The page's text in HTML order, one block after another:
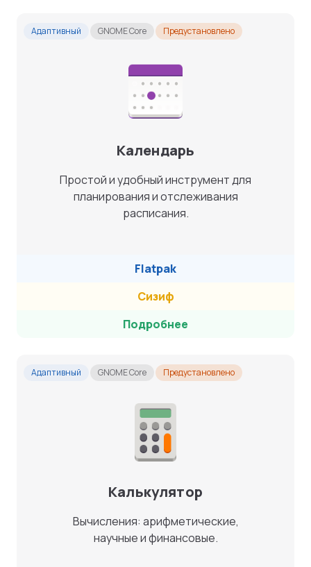
Адаптивный GNOME Core Предустановлено
Календарь
Простой и удобный инструмент для
планирования и отслеживания
расписания.
Flatpak
Сизиф
Подробнее
Адаптивный GNOME Core Предустановлено
Калькулятор
Вычисления: арифметические,
научные и финансовые.